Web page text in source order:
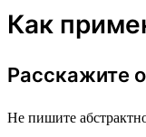
Как
Расскажите
Не пишите